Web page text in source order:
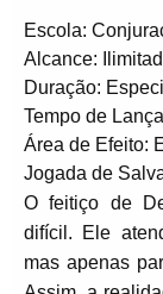
Escola:
Alcance:
Duração:
Tempo de
Área de Efeito:
Jogada de
O feitiço de
difícil. Ele
mas apenas